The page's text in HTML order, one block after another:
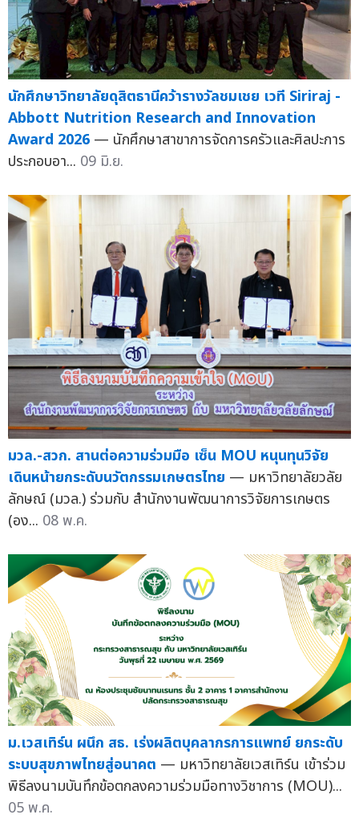
นักศึกษาวิทยาลัยดุสิตธานีคว้ารางวัลชมเชย เวที Siriraj -
Abbott Nutrition Research and Innovation
Award 2026 — นักศึกษาสาขาการจัดการครัวและศิลปะการ
ประกอบอา... 09 มิ.ย.
มวล.-สวก. สานต่อความร่วมมือ เซ็น MOU หนุนทุนวิจัย
เดินหน้ายกระดับนวัตกรรมเกษตรไทย — มหาวิทยาลัยวลัย
ลักษณ์ (มวล.) ร่วมกับ สำนักงานพัฒนาการวิจัยการเกษตร
(อง... 08 พ.ค.
ม.เวสเทิร์น ผนึก สธ. เร่งผลิตบุคลากรการแพทย์ ยกระดับ
ระบบสุขภาพไทยสู่อนาคต — มหาวิทยาลัยเวสเทิร์น เข้าร่วม
พิธีลงนามบันทึกข้อตกลงความร่วมมือทางวิชาการ (MOU)...
05 พ.ค.